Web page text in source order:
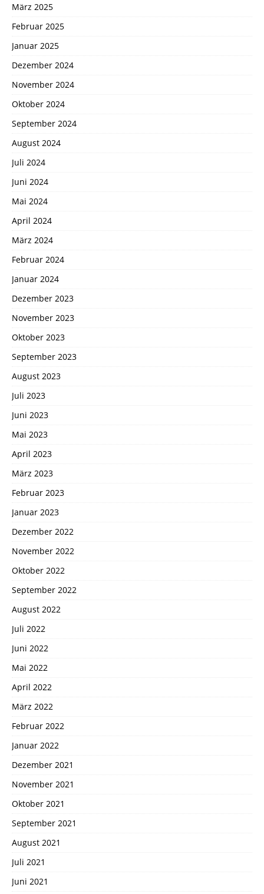
März 2025
Februar 2025
Januar 2025
Dezember 2024
November 2024
Oktober 2024
September 2024
August 2024
Juli 2024
Juni 2024
Mai 2024
April 2024
März 2024
Februar 2024
Januar 2024
Dezember 2023
November 2023
Oktober 2023
September 2023
August 2023
Juli 2023
Juni 2023
Mai 2023
April 2023
März 2023
Februar 2023
Januar 2023
Dezember 2022
November 2022
Oktober 2022
September 2022
August 2022
Juli 2022
Juni 2022
Mai 2022
April 2022
März 2022
Februar 2022
Januar 2022
Dezember 2021
November 2021
Oktober 2021
September 2021
August 2021
Juli 2021
Juni 2021